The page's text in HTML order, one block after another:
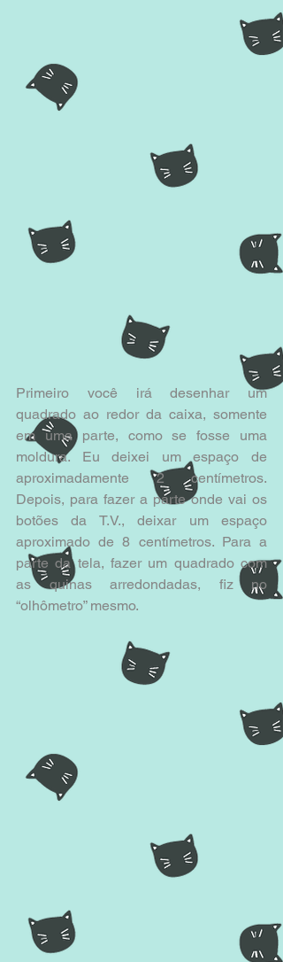
Primeiro você irá desenhar um
quadrado ao redor da caixa, somente
em uma parte, como se fosse uma
moldura. Eu deixei um espaço de
aproximadamente 2 centímetros.
Depois, para fazer a parte onde vai os
botões da T.V., deixar um espaço
aproximado de 8 centímetros. Para a
parte da tela, fazer um quadrado com
as quinas arredondadas, fiz no
“olhômetro” mesmo.